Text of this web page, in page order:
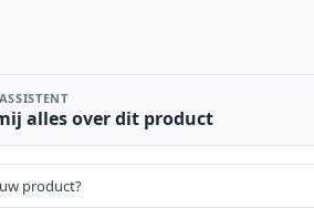
alles over dit product
product?